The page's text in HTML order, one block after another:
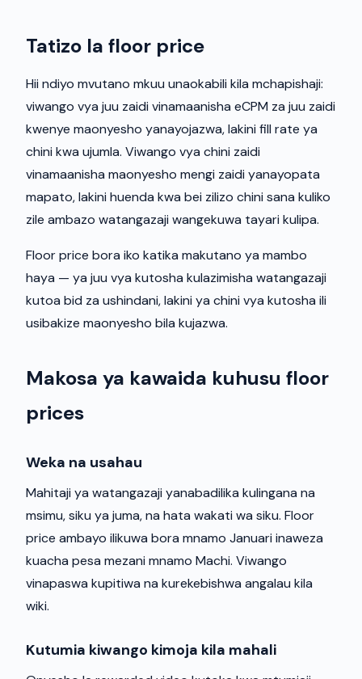
Tatizo la floor price
Hii ndiyo mvutano mkuu unaokabili kila mchapishaji:
viwango vya juu zaidi vinamaanisha eCPM za juu zaidi
kwenye maonyesho yanayojazwa, lakini fill rate ya
chini kwa ujumla. Viwango vya chini zaidi
vinamaanisha maonyesho mengi zaidi yanayopata
mapato, lakini huenda kwa bei zilizo chini sana kuliko
zile ambazo watangazaji wangekuwa tayari kulipa.
Floor price bora iko katika makutano ya mambo
haya — ya juu vya kutosha kulazimisha watangazaji
kutoa bid za ushindani, lakini ya chini vya kutosha ili
usibakize maonyesho bila kujazwa.
Makosa ya kawaida kuhusu floor
prices
Weka na usahau
Mahitaji ya watangazaji yanabadilika kulingana na
msimu, siku ya juma, na hata wakati wa siku. Floor
price ambayo ilikuwa bora mnamo Januari inaweza
kuacha pesa mezani mnamo Machi. Viwango
vinapaswa kupitiwa na kurekebishwa angalau kila
wiki.
Kutumia kiwango kimoja kila mahali